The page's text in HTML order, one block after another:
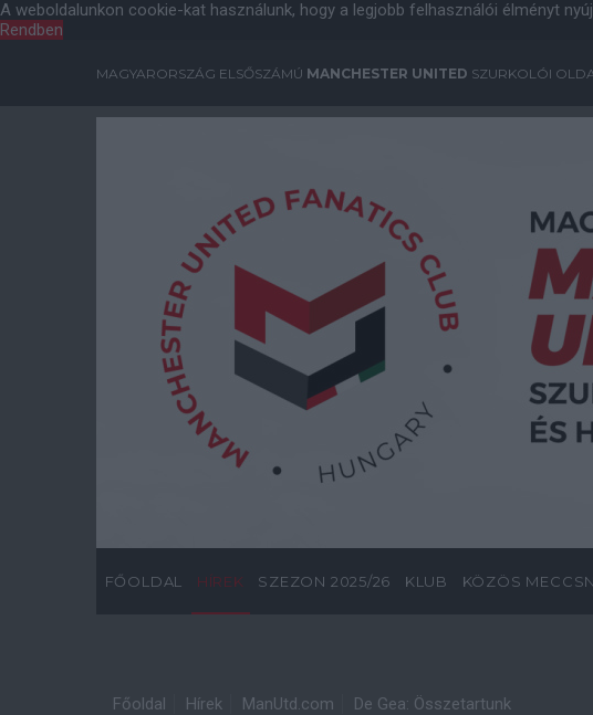
A weboldalunkon cookie-kat használunk, hogy a legjobb felhasználói élményt
Rendben
MAGYARORSZÁG ELSŐSZÁMÚ MANCHESTER UNITED SZURKOLÓI
FŐOLDAL HÍREK SZEZON 2025/26 KLUB KÖZÖS
Főoldal Hírek ManUtd.com De Gea: Összetartunk